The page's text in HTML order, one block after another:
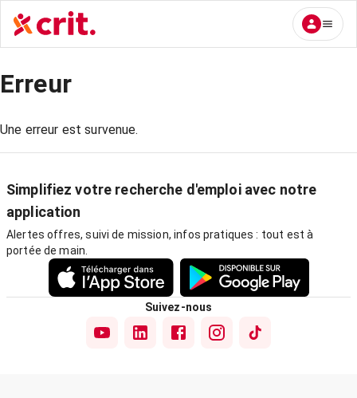
Erreur
Une erreur est survenue.
Simplifiez votre recherche d'emploi avec notre
application
Alertes offres, suivi de mission, infos pratiques : tout est à
portée de main.
Suivez-nous